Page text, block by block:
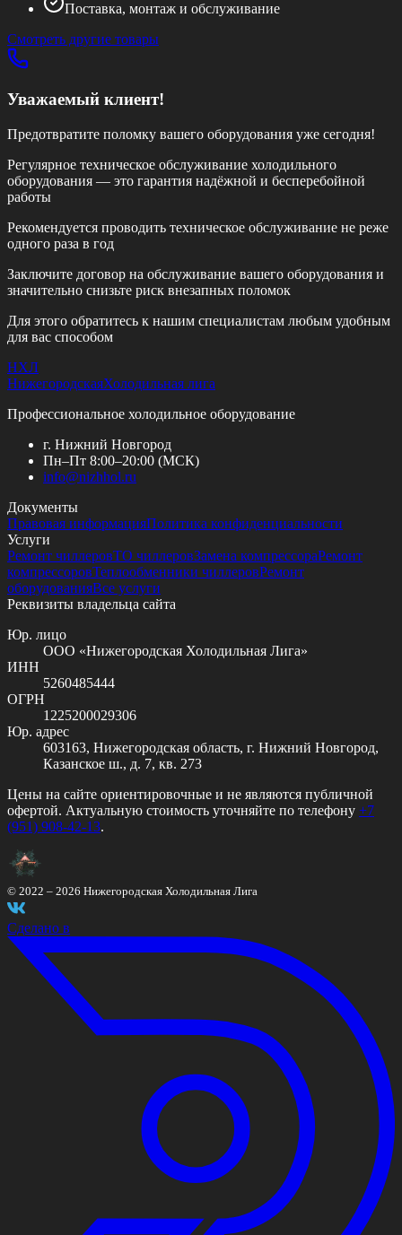
Поставка, монтаж и обслуживание
Смотреть другие товары
Уважаемый клиент!
Предотвратите поломку вашего оборудования уже сегодня!
Регулярное техническое обслуживание холодильного
оборудования — это гарантия надёжной и бесперебойной
работы
Рекомендуется проводить техническое обслуживание не реже
одного раза в год
Заключите договор на обслуживание вашего оборудования и
значительно снизьте риск внезапных поломок
Для этого обратитесь к нашим специалистам любым удобным
для вас способом
НХЛ
НижегородскаяХолодильная лига
Профессиональное холодильное оборудование
г. Нижний Новгород
Пн–Пт 8:00–20:00 (МСК)
info@nizhhol.ru
Документы
Правовая информацияПолитика конфиденциальности
Услуги
Ремонт чиллеровТО чиллеровЗамена компрессораРемонт
компрессоровТеплообменники чиллеровРемонт
оборудованияВсе услуги
Реквизиты владельца сайта
Юр. лицо
ООО «Нижегородская Холодильная Лига»
ИНН
5260485444
ОГРН
1225200029306
Юр. адрес
603163, Нижегородская область, г. Нижний Новгород,
Казанское ш., д. 7, кв. 273
Цены на сайте ориентировочные и не являются публичной
офертой. Актуальную стоимость уточняйте по телефону +7
(951) 908-42-13.
© 2022 – 2026 Нижегородская Холодильная Лига
Сделано в